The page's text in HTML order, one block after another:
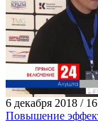
6 декабря 2018 /
Повышение